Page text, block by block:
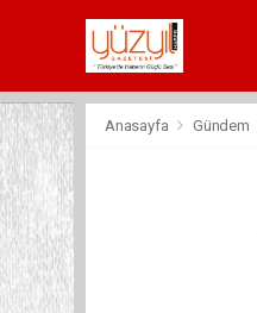
Anasayfa Gündem